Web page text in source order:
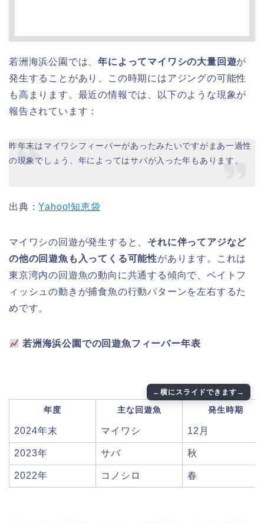
若洲海浜公園では、年によってマイワシの大量回遊が
発生することがあり、この時期にはアジングの可能性
も高まります。最近の情報では、以下のような現象が
報告されています：
昨年末はマイワシフィーバーがあったみたいですがまあ一過性
の現象でしょう、年によってはサバが入った年もあります。
出典：Yahoo!知恵袋
マイワシの回遊が発生すると、 それに伴ってアジなど
の他の回遊魚も入ってくる可能性があります。これは
東京湾内の回遊魚の動向に共通する傾向で、ベイトフ
ィッシュの動きが捕食魚の行動パターンを左右するた
めです。
若洲海浜公園での回遊魚フィーバー年表
年度 主な回遊魚 発生時期
2024年末 マイワシ 12月
2023年 サバ 秋
2022年 コノシロ 春